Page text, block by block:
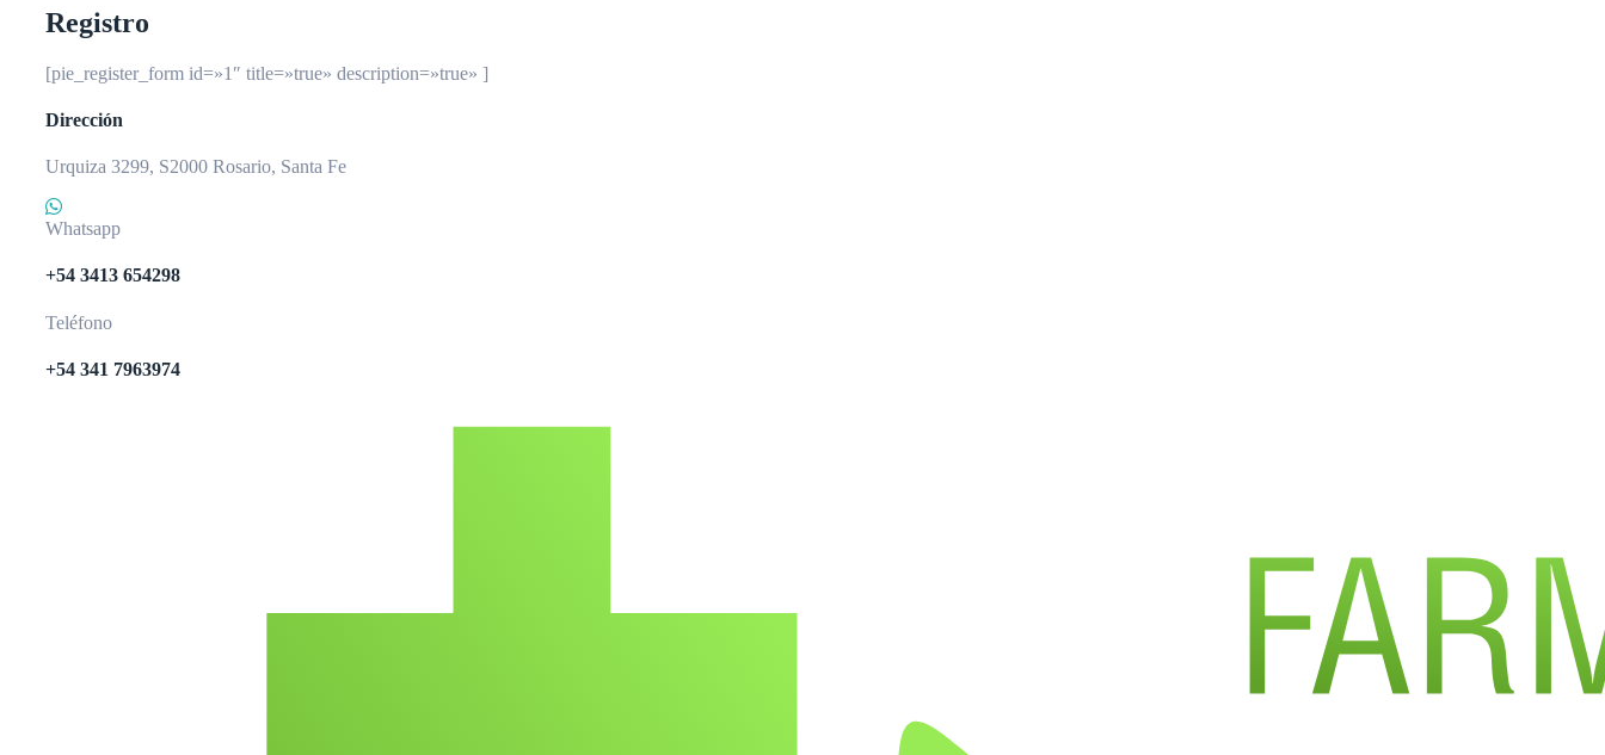
Registro
[pie_register_form id=»1″ title=»true» description=»true» ]
Dirección
Urquiza 3299, S2000 Rosario, Santa Fe
Whatsapp
+54 3413 654298
Teléfono
+54 341 7963974